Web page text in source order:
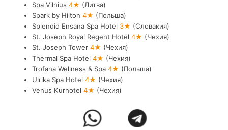
Spa Vilnius 4★ (Литва)
Spark by Hilton 4★ (Польша)
Splendid Ensana Spa Hotel 3★ (Словакия)
St. Joseph Royal Regent Hotel 4★ (Чехия)
St. Joseph Tower 4★ (Чехия)
Thermal Spa Hotel 4★ (Чехия)
Trofana Wellness & Spa 4★ (Польша)
Ulrika Spa Hotel 4★ (Чехия)
Venus Kurhotel 4★ (Чехия)